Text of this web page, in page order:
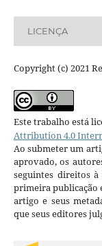
LICENÇA
Copyright (c) 2021
Este trabalho está
Attribution 4.0
Ao submeter um
aprovado, os
seguintes direitos
primeira publicação
artigo e seus
que seus editores